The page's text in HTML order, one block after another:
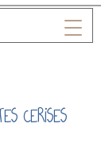
CERISES